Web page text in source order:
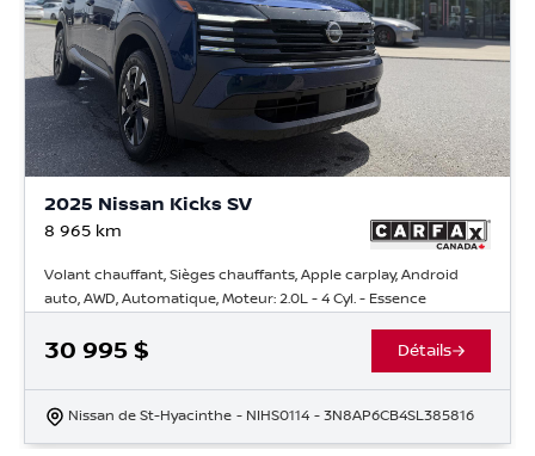
2025 Nissan Kicks SV
8 965 km
Volant chauffant, Sièges chauffants, Apple carplay, Android
auto, AWD, Automatique, Moteur: 2.0L - 4 Cyl. - Essence
30 995 $ Détails
Nissan de St-Hyacinthe - NIHS0114 - 3N8AP6CB4SL385816